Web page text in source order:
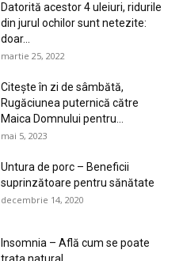
Datorită acestor 4 uleiuri, ridurile
din jurul ochilor sunt netezite:
doar...
martie 25, 2022
Citește în zi de sâmbătă,
Rugăciunea puternică către
Maica Domnului pentru...
mai 5, 2023
Untura de porc – Beneficii
suprinzătoare pentru sănătate
decembrie 14, 2020
Insomnia – Află cum se poate